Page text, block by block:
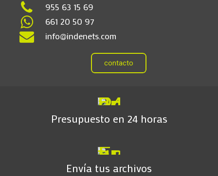
955 63 15 69
661 20 50 97
info@indenets.com
contacto
Presupuesto en 24 horas
Envía tus archivos